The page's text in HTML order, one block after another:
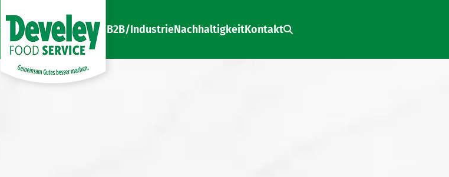
Develey Food Service
Gemeinsam Gutes besser machen
B2B/IndustrieNachhaltigkeitKontaktSearch: